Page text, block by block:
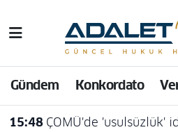
Gündem Konkordato
15:03 Konut Dokunulmazlığının Hırsızlık Suçunun İşlenmesi Amacıyla
Hava Durumu
Trafik Durumu
Süper Lig Puan